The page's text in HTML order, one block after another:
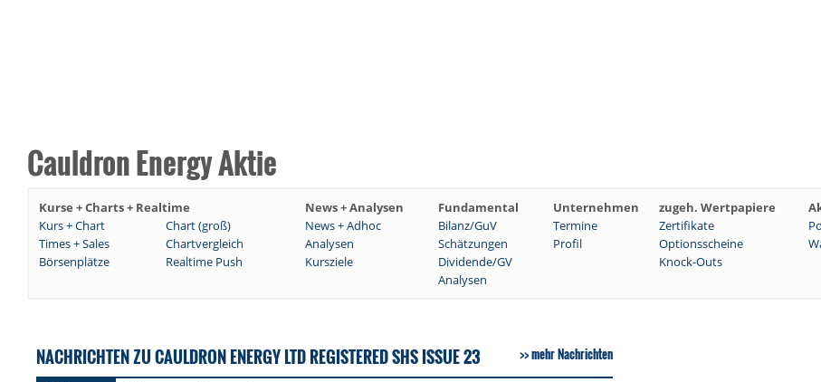
Cauldron Energy Aktie
Kurse + Charts + Realtime News + Analysen Fundamental Unternehmen zugeh. Wertpapiere
Kurs + Chart
Chart (groß) News + Adhoc Bilanz/GuV Termine Zertifikate
Times + Sales
Chartvergleich Analysen Schätzungen Profil Optionsscheine
Börsenplätze
Realtime Push Kursziele Dividende/GV
Knock-Outs
Analysen
NACHRICHTEN ZU CAULDRON ENERGY LTD REGISTERED SHS ISSUE 23 mehr Nachrichten